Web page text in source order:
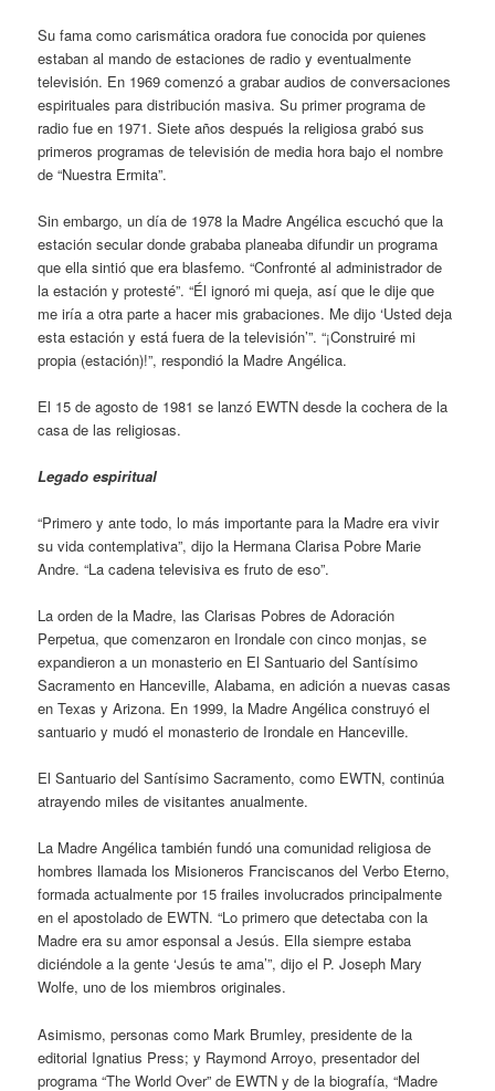
Su fama como carismática oradora fue conocida por quienes
estaban al mando de estaciones de radio y eventualmente
televisión. En 1969 comenzó a grabar audios de conversaciones
espirituales para distribución masiva. Su primer programa de
radio fue en 1971. Siete años después la religiosa grabó sus
primeros programas de televisión de media hora bajo el nombre
de “Nuestra Ermita”.
Sin embargo, un día de 1978 la Madre Angélica escuchó que la
estación secular donde grababa planeaba difundir un programa
que ella sintió que era blasfemo. “Confronté al administrador de
la estación y protesté”. “Él ignoró mi queja, así que le dije que
me iría a otra parte a hacer mis grabaciones. Me dijo ‘Usted deja
esta estación y está fuera de la televisión’”. “¡Construiré mi
propia (estación)!”, respondió la Madre Angélica.
El 15 de agosto de 1981 se lanzó EWTN desde la cochera de la
casa de las religiosas.
Legado espiritual
“Primero y ante todo, lo más importante para la Madre era vivir
su vida contemplativa”, dijo la Hermana Clarisa Pobre Marie
Andre. “La cadena televisiva es fruto de eso”.
La orden de la Madre, las Clarisas Pobres de Adoración
Perpetua, que comenzaron en Irondale con cinco monjas, se
expandieron a un monasterio en El Santuario del Santísimo
Sacramento en Hanceville, Alabama, en adición a nuevas casas
en Texas y Arizona. En 1999, la Madre Angélica construyó el
santuario y mudó el monasterio de Irondale en Hanceville.
El Santuario del Santísimo Sacramento, como EWTN, continúa
atrayendo miles de visitantes anualmente.
La Madre Angélica también fundó una comunidad religiosa de
hombres llamada los Misioneros Franciscanos del Verbo Eterno,
formada actualmente por 15 frailes involucrados principalmente
en el apostolado de EWTN. “Lo primero que detectaba con la
Madre era su amor esponsal a Jesús. Ella siempre estaba
diciéndole a la gente ‘Jesús te ama’”, dijo el P. Joseph Mary
Wolfe, uno de los miembros originales.
Asimismo, personas como Mark Brumley, presidente de la
editorial Ignatius Press; y Raymond Arroyo, presentador del
programa “The World Over” de EWTN y de la biografía, “Madre